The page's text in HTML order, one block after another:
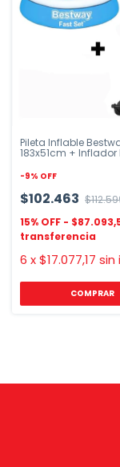
Pileta Inflable
183x51cm +
-9% OFF
$102.463
6 x$17.077,17 sin
COMPRAR